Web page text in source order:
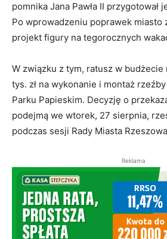
pomnika Jana Pawła II przygotował
Po wprowadzeniu poprawek miasto
projekt figury na tegorocznych
W związku z tym, ratusz w budżecie
tys. zł na wykonanie i montaż rzeźby
Parku Papieskim. Decyzję o
podejmą we wtorek, 27 sierpnia,
podczas sesji Rady Miasta
Reklama